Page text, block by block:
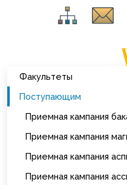
Факультеты
Поступающим
Приемная кампания
Приемная кампания
Приемная кампания
Приемная кампания